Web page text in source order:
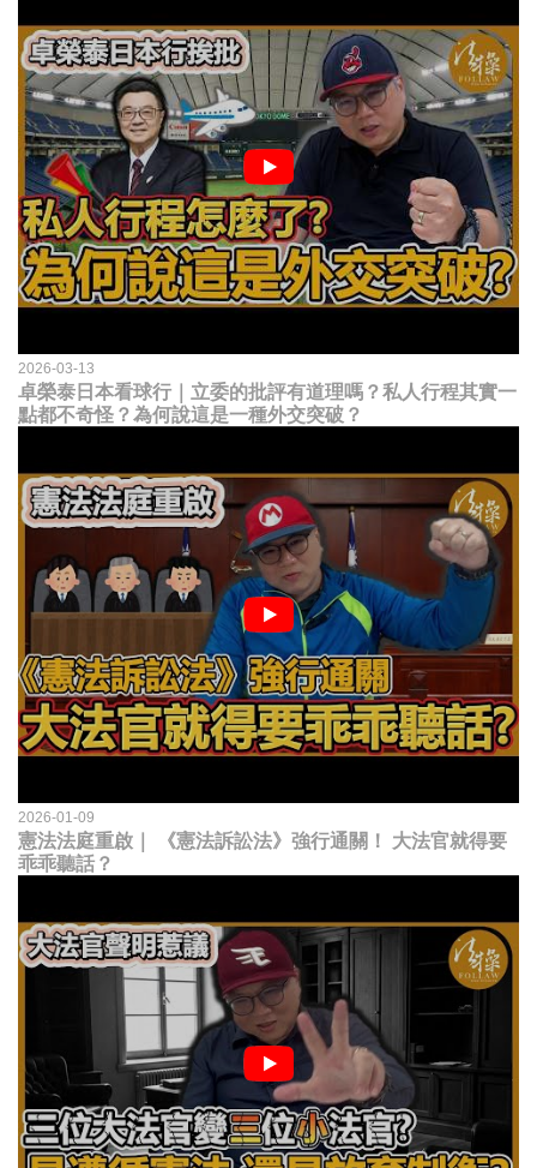
2026-03-13
卓榮泰日本看球行｜立委的批評有道理嗎？私人行程其實一
點都不奇怪？為何說這是一種外交突破？
2026-01-09
憲法法庭重啟｜ 《憲法訴訟法》強行通關！ 大法官就得要
乖乖聽話？